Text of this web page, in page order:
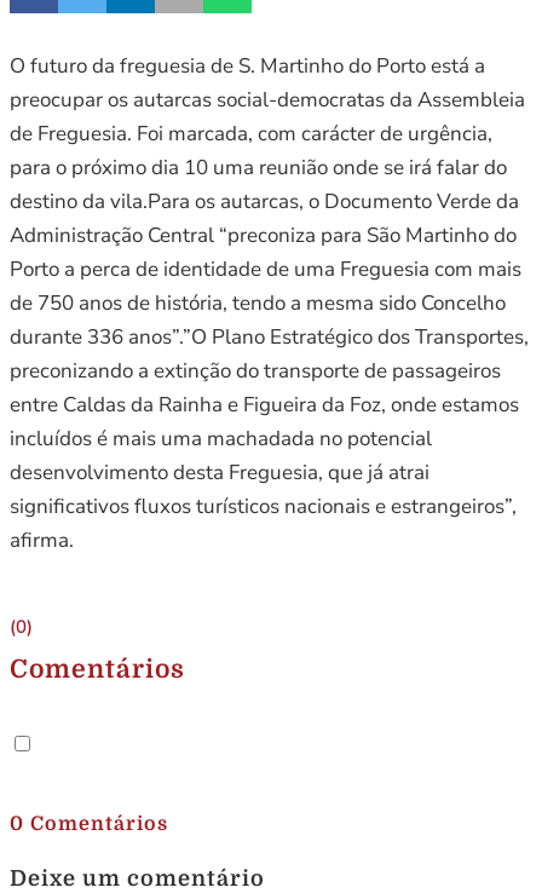
O futuro da freguesia de S. Martinho do Porto está a
preocupar os autarcas social-democratas da Assembleia
de Freguesia. Foi marcada, com carácter de urgência,
para o próximo dia 10 uma reunião onde se irá falar do
destino da vila.Para os autarcas, o Documento Verde da
Administração Central “preconiza para São Martinho do
Porto a perca de identidade de uma Freguesia com mais
de 750 anos de história, tendo a mesma sido Concelho
durante 336 anos”.”O Plano Estratégico dos Transportes,
preconizando a extinção do transporte de passageiros
entre Caldas da Rainha e Figueira da Foz, onde estamos
incluídos é mais uma machadada no potencial
desenvolvimento desta Freguesia, que já atrai
significativos fluxos turísticos nacionais e estrangeiros”,
afirma.
(0)
Comentários
0 Comentários
Deixe um comentário